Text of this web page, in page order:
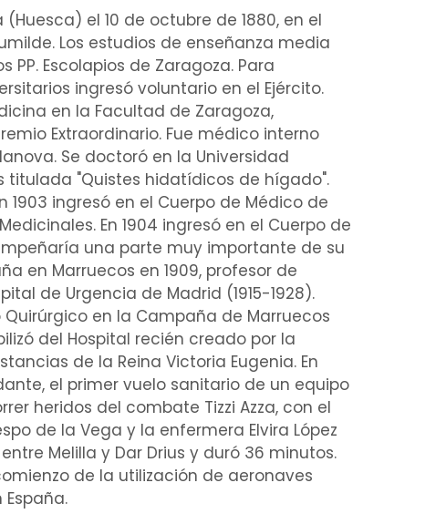
el 10 de octubre de 1880, en el
Los estudios de enseñanza media
PP. Escolapios de Zaragoza. Para
ingresó voluntario en el Ejército.
en la Facultad de Zaragoza,
Extraordinario. Fue médico interno
. Se doctoró en la Universidad
titulada "Quistes hidatídicos de hígado".
1903 ingresó en el Cuerpo de Médico de
En 1904 ingresó en el Cuerpo de
una parte muy importante de su
en Marruecos en 1909, profesor de
de Urgencia de Madrid (1915-1928).
Quirúrgico en la Campaña de Marruecos
del Hospital recién creado por la
de la Reina Victoria Eugenia. En
el primer vuelo sanitario de un equipo
heridos del combate Tizzi Azza, con el
de la Vega y la enfermera Elvira López
Melilla y Dar Drius y duró 36 minutos.
de la utilización de aeronaves